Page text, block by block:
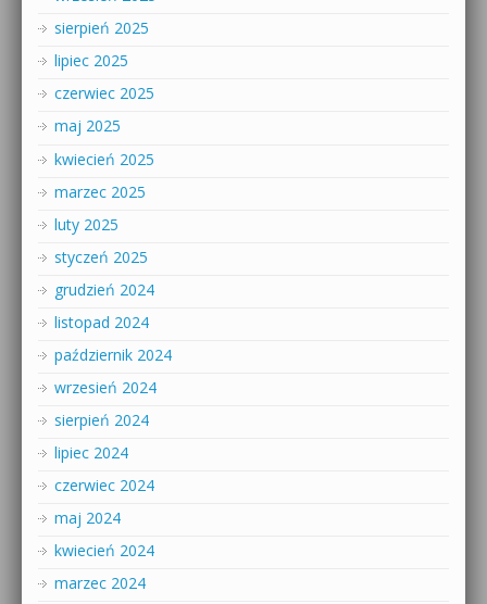
sierpień 2025
lipiec 2025
czerwiec 2025
maj 2025
kwiecień 2025
marzec 2025
luty 2025
styczeń 2025
grudzień 2024
listopad 2024
październik 2024
wrzesień 2024
sierpień 2024
lipiec 2024
czerwiec 2024
maj 2024
kwiecień 2024
marzec 2024